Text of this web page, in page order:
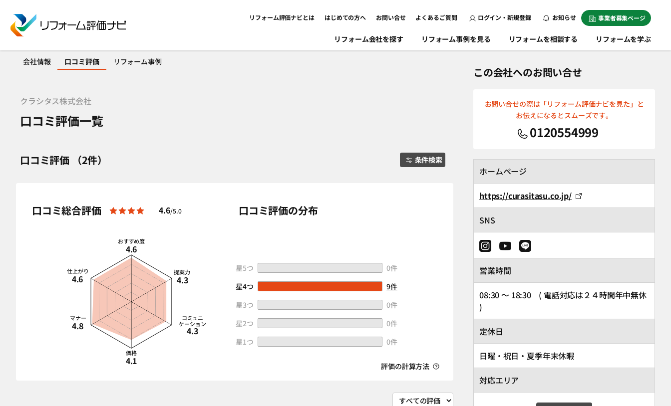
リフォーム評価ナビとは はじめての方へ お問い合せ よくあるご質問 ログイン・新規登録 お知らせ 事業者募集ページ
リフォーム会社を探す リフォーム事例を見る リフォームを相談する リフォームを学ぶ
会社情報 口コミ評価 リフォーム事例
クラシタス株式会社
口コミ評価一覧
口コミ評価 （2件） 条件検索
口コミ総合評価 4.6/5.0
おすすめ度
4.6
提案力
4.3
コミュニ
ケーション
4.3
価格
4.1
マナー
4.8
仕上がり
4.6
口コミ評価の分布
星5つ
0件
星4つ
9件
星3つ
0件
星2つ
0件
星1つ
0件
評価の計算方法
この会社へのお問い合せ
お問い合せの際は「リフォーム評価ナビを見た」と
お伝えになるとスムーズです。
0120554999
ホームページ
https://curasitasu.co.jp/
SNS
営業時間
08:30 ～ 18:30 ( 電話対応は２４時間年中無休
)
定休日
日曜・祝日・夏季年末休暇
対応エリア